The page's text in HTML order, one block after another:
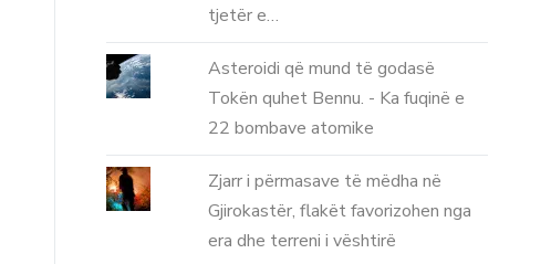
tjetër e…
Asteroidi që mund të godasë
Tokën quhet Bennu. - Ka fuqinë e
22 bombave atomike
Zjarr i përmasave të mëdha në
Gjirokastër, flakët favorizohen nga
era dhe terreni i vështirë